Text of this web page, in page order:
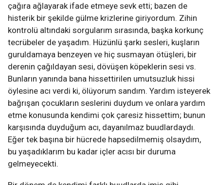
çağıra ağlayarak ifade etmeye sevk etti; bazen de
histerik bir şekilde gülme krizlerine giriyordum. Zihin
kontrolü altındaki sorgularım sırasında, başka korkunç
tecrübeler de yaşadım. Hüzünlü şarkı sesleri, kuşların
guruldamaya benzeyen ve hiç susmayan ötüşleri, bir
derenin çağıldayan sesi, dövüşen köpeklerin sesi vs.
Bunların yanında bana hissettirilen umutsuzluk hissi
öylesine acı verdi ki, ölüyorum sandım. Yardım isteyerek
bağrışan çocukların seslerini duydum ve onlara yardım
etme konusunda kendimi çok çaresiz hissettim; bunun
karşısında duyduğum acı, dayanılmaz buudlardaydı.
Eğer tek başına bir hücrede hapsedilmemiş olsaydım,
bu yaşadıklarım bu kadar içler acısı bir duruma
gelmeyecekti.